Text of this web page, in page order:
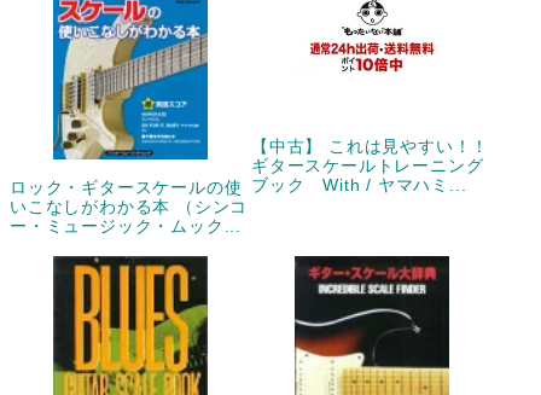
ロック・ギタースケールの使
いこなしがわかる本 （シンコ
ー・ミュージック・ムック...
【中古】 これは見やすい！！
ギタースケールトレーニング
ブック With / ヤマハミ...